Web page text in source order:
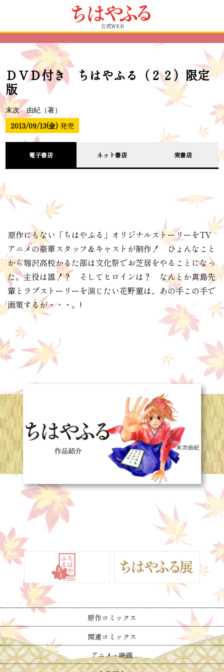
公式WEB
ＤＶＤ付き ちはやふる（２２）限定
版
末次 由紀（著）
2013/09/13(金) 発売
電子書店 ネット書店 実書店
原作にもない「ちはやふる」オリジナルストーリーをTV
アニメの豪華スタッフ＆キャストが制作！ ひょんなこと
から瑞沢高校かるた部は文化祭でお芝居をやることになっ
た。主役は誰！？ そしてヒロインは？ なんとか真島先
輩とラブストーリーを演じたい花野菫は、あの手この手で
画策するが・・・。!
原作コミックス
関連コミックス
アニメ・映画